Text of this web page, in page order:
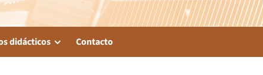
didácticos Contacto